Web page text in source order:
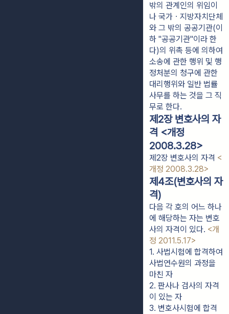
밖의 관계인의 위임이
나 국가ㆍ지방자치단체
와 그 밖의 공공기관(이
하 "공공기관"이라 한
다)의 위촉 등에 의하여
소송에 관한 행위 및 행
정처분의 청구에 관한
대리행위와 일반 법률
사무를 하는 것을 그 직
무로 한다.
제2장 변호사의 자
격 <개정
2008.3.28>
제2장 변호사의 자격 <
개정 2008.3.28>
제4조(변호사의 자
격)
다음 각 호의 어느 하나
에 해당하는 자는 변호
사의 자격이 있다. <개
정 2011.5.17>
1. 사법시험에 합격하여
사법연수원의 과정을
마친 자
2. 판사나 검사의 자격
이 있는 자
3. 변호사시험에 합격